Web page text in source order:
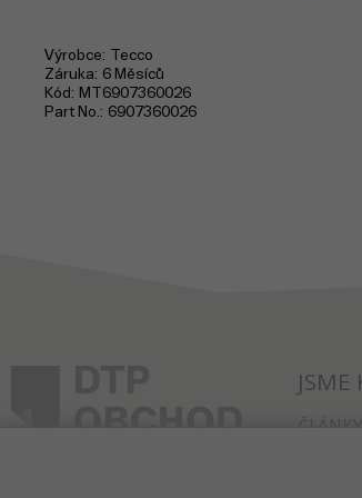
Výrobce Tecco
Záruka 6 Měsíců
Kód
MT6907360026
Part No. 6907360026
JSME
ČLÁNKY